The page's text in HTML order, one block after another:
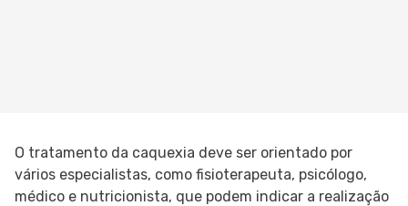
O tratamento da caquexia deve ser orientado por
vários especialistas, como fisioterapeuta, psicólogo,
médico e nutricionista, que podem indicar a realização